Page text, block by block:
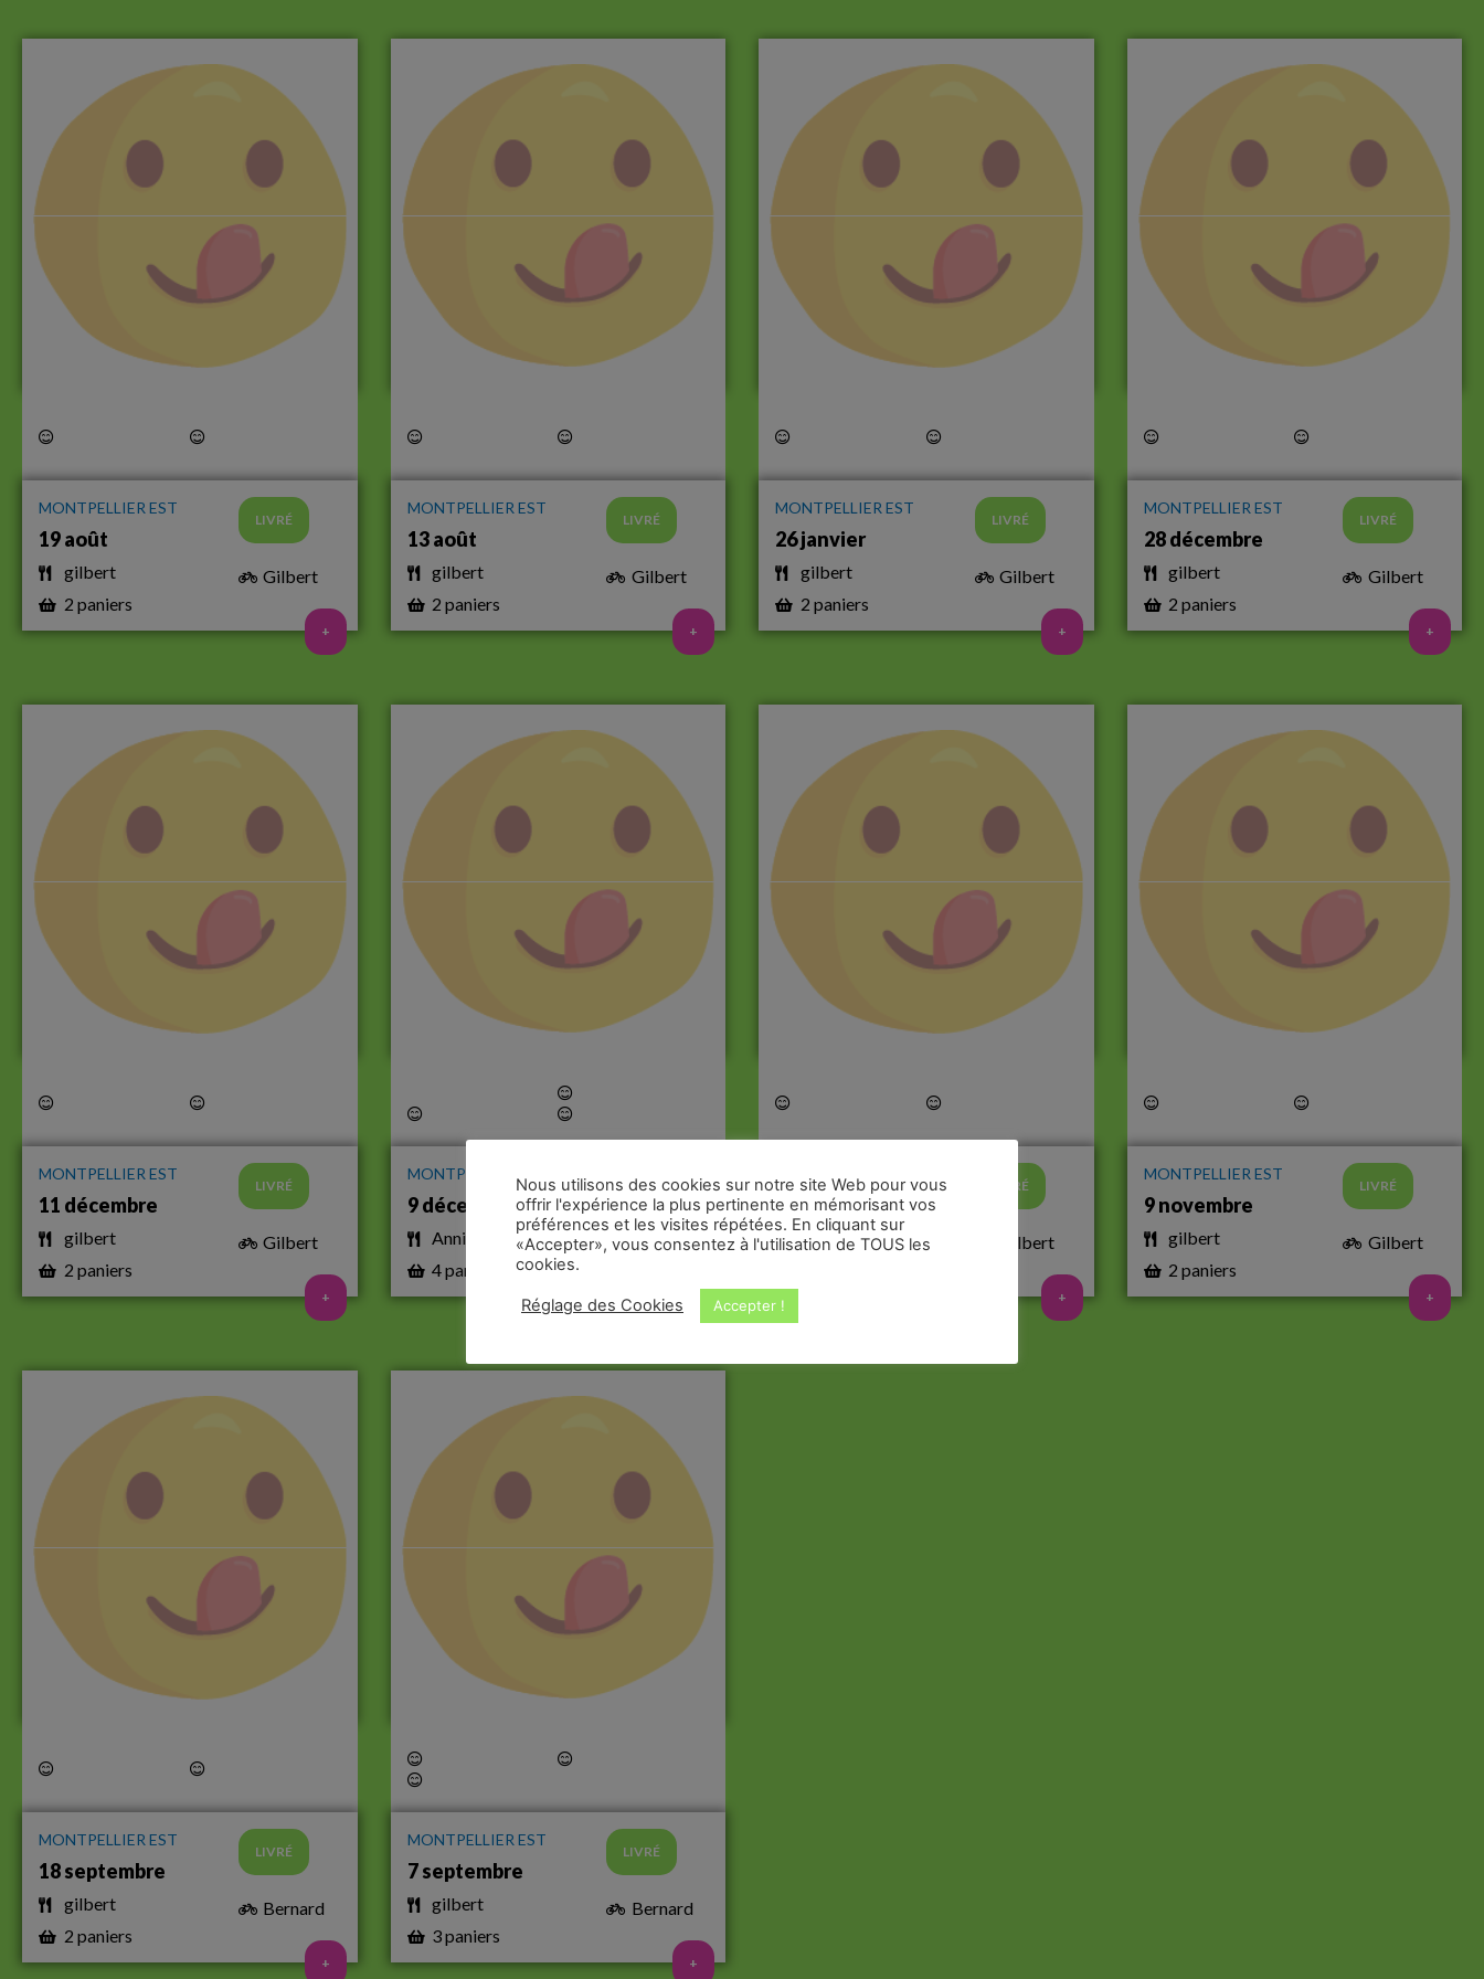
MONTPELLIER EST
19 août
gilbert
2 paniers
LIVRÉ
Gilbert
+
MONTPELLIER EST
13 août
gilbert
2 paniers
LIVRÉ
Gilbert
+
MONTPELLIER EST
26 janvier
gilbert
2 paniers
LIVRÉ
Gilbert
+
MONTPELLIER EST
28 décembre
gilbert
2 paniers
LIVRÉ
Gilbert
+
MONTPELLIER EST
11 décembre
gilbert
2 paniers
LIVRÉ
Gilbert
+
MONTPELLIER EST
9 décembre
Annie & minh
4 paniers
LIVRÉ
7 décembre
gilbert
LIVRÉ
Gilbert
+
MONTPELLIER EST
9 novembre
gilbert
2 paniers
LIVRÉ
Gilbert
+
MONTPELLIER EST
18 septembre
gilbert
2 paniers
LIVRÉ
Bernard
+
MONTPELLIER EST
7 septembre
gilbert
3 paniers
LIVRÉ
Bernard
+
Nous utilisons des cookies sur notre site Web pour vous
offrir l'expérience la plus pertinente en mémorisant vos
préférences et les visites répétées. En cliquant sur
«Accepter», vous consentez à l'utilisation de TOUS les
cookies.
Réglage des Cookies Accepter !